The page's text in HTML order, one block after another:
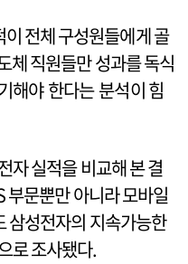
전체 구성원들에게 골
체 직원들만 성과를 독식
해야 한다는 분석이 힘
자 실적을 비교해 본 결
부문뿐만 아니라 모바일
삼성전자의 지속가능한
로 조사됐다.